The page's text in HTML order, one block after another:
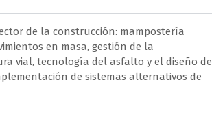
de la construcción: mampostería
en masa, gestión de la
vial, tecnología del asfalto y el diseño de
de sistemas alternativos de